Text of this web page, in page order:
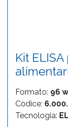
Kit
Formato: 96
Codice:
Tecnologia: